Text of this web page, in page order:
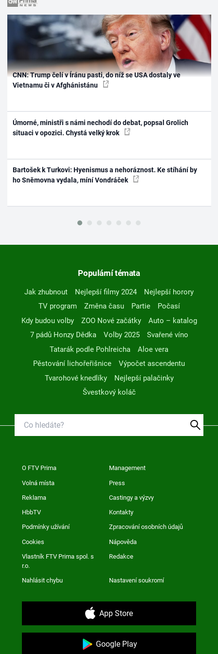
CNN: Trump čelí v Íránu pasti, do níž se USA dostaly ve
Vietnamu či v Afghánistánu
Úmorné, ministři s námi nechodí do debat, popsal Grolich
situaci v opozici. Chystá velký krok
Bartošek k Turkovi: Hyenismus a nehoráznost. Ke stíhání by
ho Sněmovna vydala, míní Vondráček
Populární témata
Jak zhubnout Nejlepší filmy 2024
Nejlepší horory
TV program
Změna času Partie
Počasí
Kdy budou volby
ZOO Nové začátky
Auto – katalog
7 pádů Honzy Dědka
Volby 2025
Svařené víno
Tatarák podle Pohlreicha
Aloe vera
Pěstování lichořeřišnice
Výpočet ascendentu
Tvarohové knedlíky
Nejlepší palačinky
Švestkový koláč
O FTV Prima Management
Volná místa Press
Reklama Castingy a výzvy
HbbTV Kontakty
Podmínky užívání Zpracování osobních údajů
Cookies Nápověda
Vlastník FTV Prima spol. s
r.o.
Redakce
Nahlásit chybu Nastavení soukromí
App Store
Google Play